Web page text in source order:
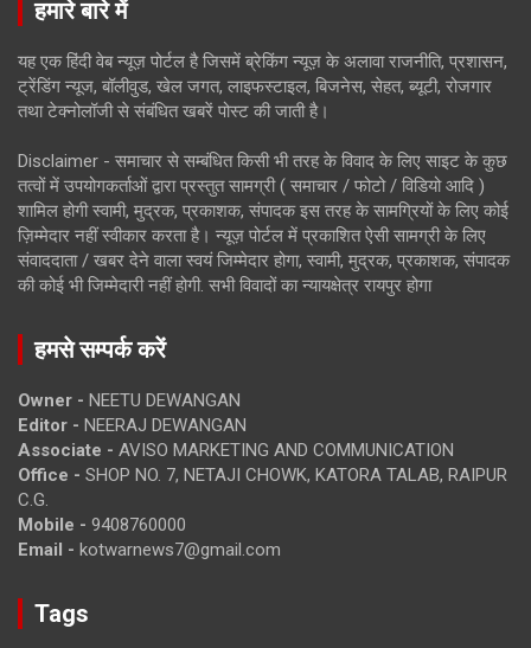
हमारे बारे में
यह एक हिंदी वेब न्यूज़ पोर्टल है जिसमें ब्रेकिंग न्यूज़ के अलावा राजनीति, प्रशासन,
ट्रेंडिंग न्यूज, बॉलीवुड, खेल जगत, लाइफस्टाइल, बिजनेस, सेहत, ब्यूटी, रोजगार
तथा टेक्नोलॉजी से संबंधित खबरें पोस्ट की जाती है।
Disclaimer - समाचार से सम्बंधित किसी भी तरह के विवाद के लिए साइट के कुछ
तत्वों में उपयोगकर्ताओं द्वारा प्रस्तुत सामग्री ( समाचार / फोटो / विडियो आदि )
शामिल होगी स्वामी, मुद्रक, प्रकाशक, संपादक इस तरह के सामग्रियों के लिए कोई
ज़िम्मेदार नहीं स्वीकार करता है। न्यूज़ पोर्टल में प्रकाशित ऐसी सामग्री के लिए
संवाददाता / खबर देने वाला स्वयं जिम्मेदार होगा, स्वामी, मुद्रक, प्रकाशक, संपादक
की कोई भी जिम्मेदारी नहीं होगी. सभी विवादों का न्यायक्षेत्र रायपुर होगा
हमसे सम्पर्क करें
Owner - NEETU DEWANGAN
Editor - NEERAJ DEWANGAN
Associate - AVISO MARKETING AND COMMUNICATION
Office - SHOP NO. 7, NETAJI CHOWK, KATORA TALAB, RAIPUR
C.G.
Mobile - 9408760000
Email - kotwarnews7@gmail.com
Tags